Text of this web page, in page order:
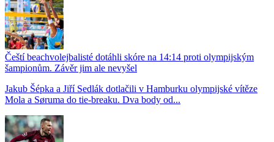
Čeští beachvolejbalisté dotáhli skóre na 14:14 proti olympijským
šampionům. Závěr jim ale nevyšel
Jakub Šépka a Jiří Sedlák dotlačili v Hamburku olympijské vítěze
Mola a Søruma do tie-breaku. Dva body od...